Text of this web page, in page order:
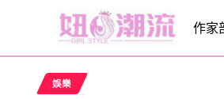
作家
娛樂